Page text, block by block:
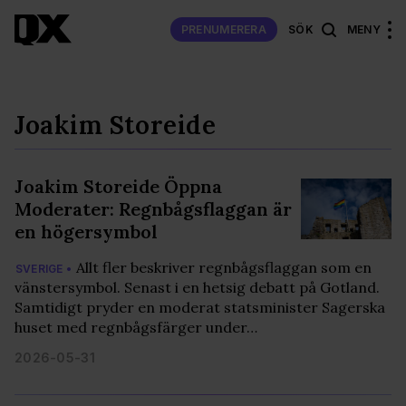
PRENUMERERA SÖK MENY
Joakim Storeide
Joakim Storeide Öppna
Moderater: Regnbågsflaggan är
en högersymbol
SVERIGE • Allt fler beskriver regnbågsflaggan som en
vänstersymbol. Senast i en hetsig debatt på Gotland.
Samtidigt pryder en moderat statsminister Sagerska
huset med regnbågsfärger under…
2026-05-31